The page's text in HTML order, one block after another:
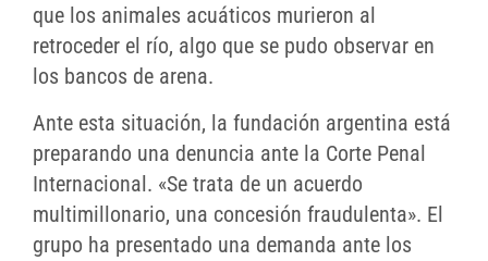
que los animales acuáticos murieron al
retroceder el río, algo que se pudo observar en
los bancos de arena.
Ante esta situación, la fundación argentina está
preparando una denuncia ante la Corte Penal
Internacional. «Se trata de un acuerdo
multimillonario, una concesión fraudulenta». El
grupo ha presentado una demanda ante los